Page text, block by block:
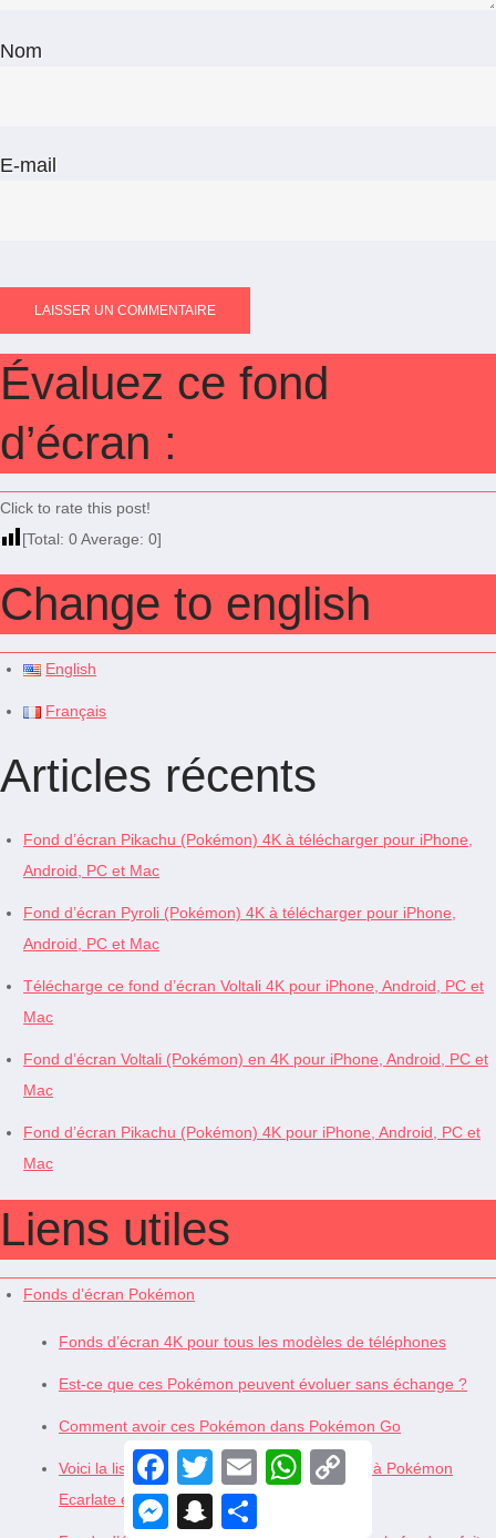
Nom
E-mail
Évaluez ce fond
d’écran :
Click to rate this post!
[Total: 0Average: 0]
Change to english
English
Français
Articles récents
Fond d’écran Pikachu (Pokémon) 4K à télécharger pour iPhone,
Android, PC et Mac
Fond d’écran Pyroli (Pokémon) 4K à télécharger pour iPhone,
Android, PC et Mac
Télécharge ce fond d’écran Voltali 4K pour iPhone, Android, PC et
Mac
Fond d’écran Voltali (Pokémon) en 4K pour iPhone, Android, PC et
Mac
Fond d’écran Pikachu (Pokémon) 4K pour iPhone, Android, PC et
Mac
Liens utiles
Fonds d’écran Pokémon
Fonds d’écran 4K pour tous les modèles de téléphones
Est-ce que ces Pokémon peuvent évoluer sans échange ?
Comment avoir ces Pokémon dans Pokémon Go
Voici la liste des nouveaux Pokémon ajoutés à Pokémon
Ecarlate et Violet via les DLC
F
T
E
W
M
S